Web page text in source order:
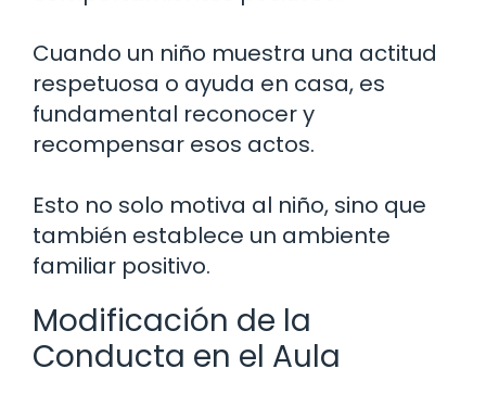
Cuando un niño muestra una actitud
respetuosa o ayuda en casa, es
fundamental reconocer y
recompensar esos actos.
Esto no solo motiva al niño, sino que
también establece un ambiente
familiar positivo.
Modificación de la
Conducta en el Aula